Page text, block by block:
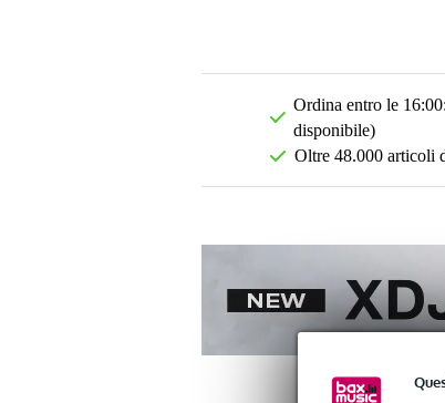
Ordina entro le
disponibile)
Oltre 48.000 articoli